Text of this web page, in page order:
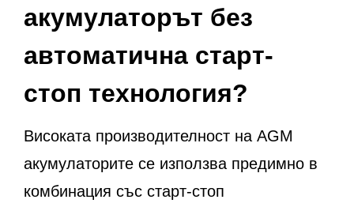
акумулаторът без
автоматична старт-
стоп технология?
Високата производителност на AGM
акумулаторите се използва предимно в
комбинация със старт-стоп